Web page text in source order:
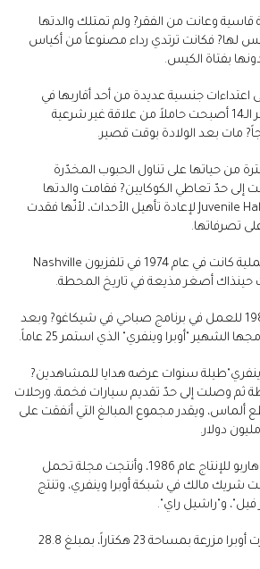
وعانت من الفقر? ولم تمتلك والدتها
لها? فكانت ترتدي رداء مصنوعاً من أكياس
بفتاة الكيس.
اعتداءات جنسية عديدة من أحد أقاربها في
طفولتها? وفي عمر الـ14 أصبحت حاملاً من علاقة غير شرعية
مات بعد الولادة بوقت قصير.
من حياتها على تناول الحبوب المخدّرة
حدّ تعاطي الكوكايين? فقامت والدتها
بإرسالها إلى مركز Juvenile Hall لإعادة تأهيل الأحداث، لأنّها فقدت
تصرفاتها.
بداية حياة أوبرا العملية كانت في عام 1974 في تلفزيون Nashville
حينذاك أصغر مذيعة في تاريخ المحطة.
انتقلت أوبرا عام 1983 للعمل في برنامج صباحي في شيكاغو? وبعد
وينفري"طيلة سنوات عرضه هدايا للمشاهدين?
ثم وصلت إلى حدّ تقديم سيارات فخمة، ورحلات
ألماس، ويقدر مجموع المبالغ التي أنفقت على
أنشأت أوبرا شركة هاربو للإنتاج عام 1986، وأنتجت مجلة تحمل
شريك مالك في شبكة أوبرا وينفري، وتنتج
فيل"، و"راشيل راي".
في عام 2016 اشترت أوبرا مزرعة بمساحة 23 هكتاراً، بمبلغ 28.8